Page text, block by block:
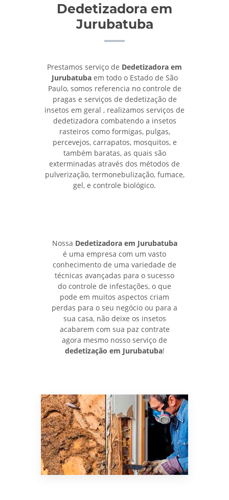
Dedetizadora em
Jurubatuba
Prestamos serviço de Dedetizadora em
Jurubatubaem todo o Estado de São
Paulo, somos referencia no controle de
pragas e serviços de dedetização de
insetos em geral , realizamos serviços de
dedetizadora combatendo a insetos
rasteiros como formigas, pulgas,
percevejos, carrapatos, mosquitos, e
também baratas, as quais são
exterminadas através dos métodos de
pulverização, termonebulização, fumace,
gel, e controle biológico.
Nossa Dedetizadora em Jurubatuba
é uma empresa com um vasto
conhecimento de uma variedade de
técnicas avançadas para o sucesso
do controle de infestações, o que
pode em muitos aspectos criam
perdas para o seu negócio ou para a
sua casa, não deixe os insetos
acabarem com sua paz contrate
agora mesmo nosso serviço de
dedetização em Jurubatuba!